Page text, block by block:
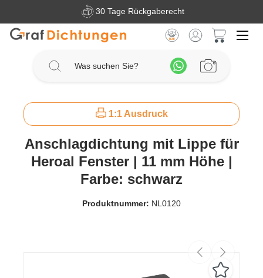
Zum Hauptinhalt springenSchneller & kostenloser Versand ab 150€
1:1 Ausdruck
Anschlagdichtung mit Lippe für
Heroal Fenster | 11 mm Höhe |
Farbe: schwarz
Produktnummer: NL0120